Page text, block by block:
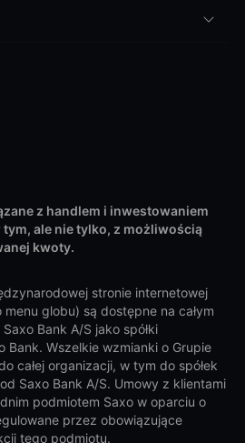
z handlem i inwestowaniem
ale nie tylko, z możliwością
kwoty.
stronie internetowej
globu) są dostępne na całym
Bank A/S jako spółki
Bank. Wszelkie wzmianki o Grupie
całej organizacji, w tym do spółek
Saxo Bank A/S. Umowy z klientami
podmiotem Saxo w oparciu o
przez obowiązujące
tego podmiotu.